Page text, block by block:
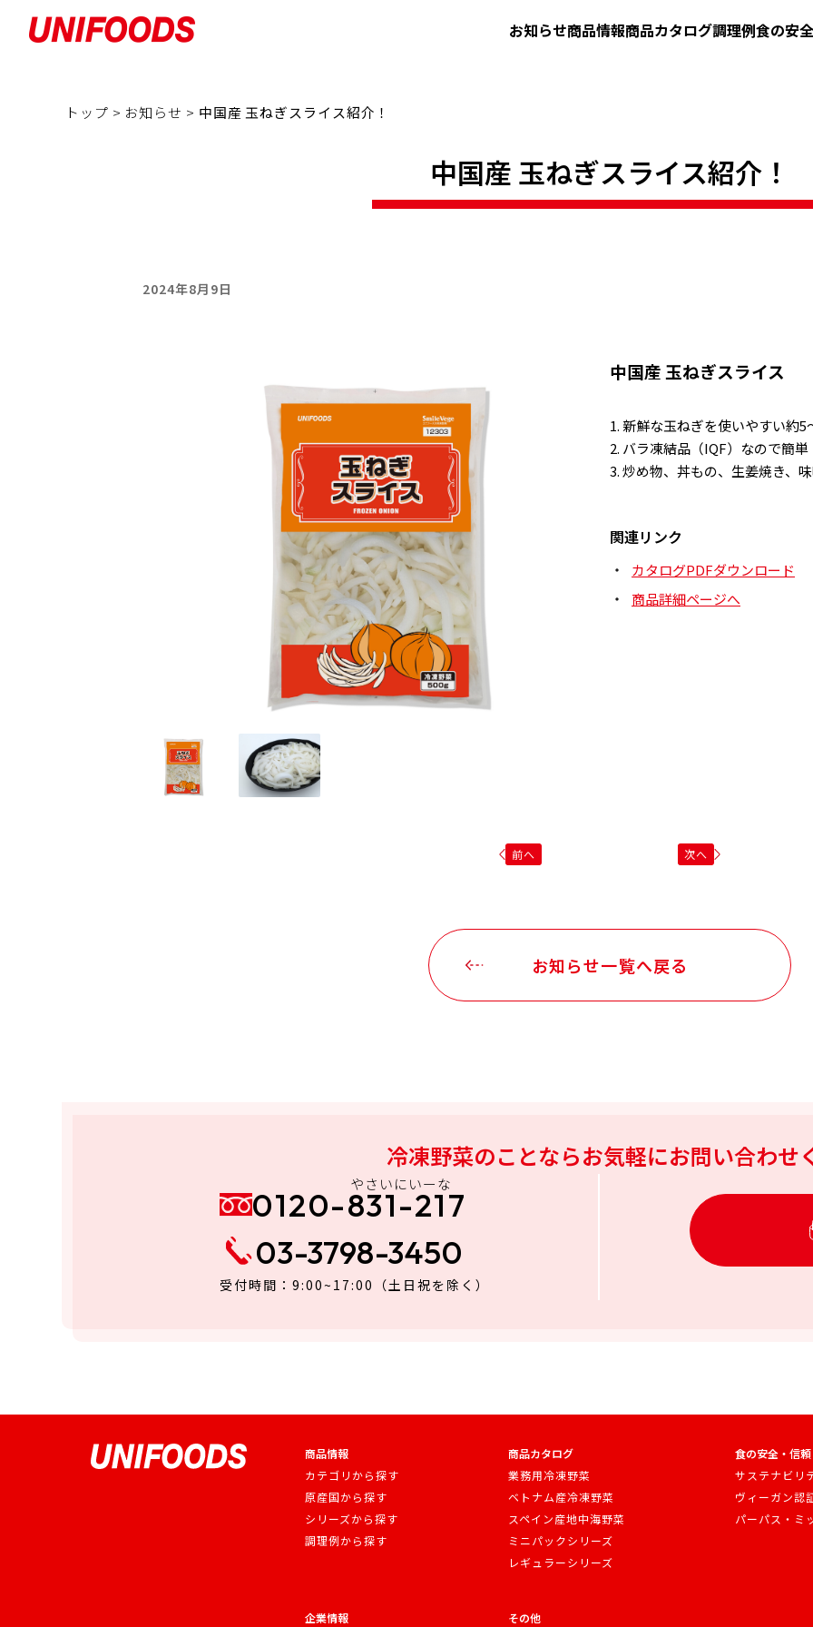
お知らせ商品情報商品カタログ調理例食の安
トップ > お知らせ > 中国産 玉ねぎスライス紹介！
中国産 玉ねぎスライス紹介！
2024年8月9日
中国産 玉ねぎスライス
新鮮な玉ねぎを使いやすい約
バラ凍結品（IQF）なので簡
炒め物、丼もの、生姜焼き、
関連リンク
カタログPDFダウンロード
商品詳細ページへ
前へ 次へ
お知らせ一覧へ戻る
冷凍野菜のことならお気軽にお問い合わせ
0120-831-217
やさいにいーな
03-3798-3450
受付時間：9:00~17:00 （土日祝を除く）
商品情報
カテゴリから探す
原産国から探す
シリーズから探す
調理例から探す
商品カタログ
業務用冷凍野菜
ベトナム産冷凍野菜
スペイン産地中海野菜
ミニパックシリーズ
レギュラーシリーズ
食の安全・信頼
サステナビリ
ヴィーガン認
パーパス・ミ
企業情報 その他